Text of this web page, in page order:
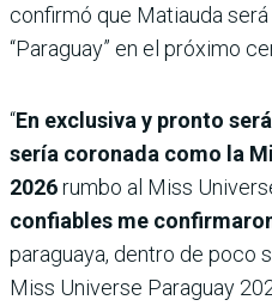
confirmó que Matiauda
“Paraguay” en el próximo
“En exclusiva y pronto
sería coronada como la
2026rumbo al Miss
confiables me
paraguaya, dentro de poco
Miss Universe Paraguay